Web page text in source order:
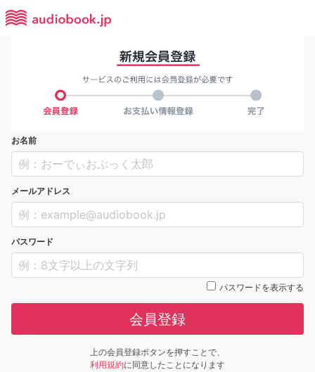
お名前
メールアドレス
パスワード
パスワードを表示する
会員登録
上の会員登録ボタンを押すことで、
利用規約に同意したことになります